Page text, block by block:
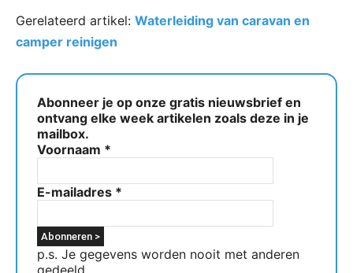
Gerelateerd artikel: Waterleiding van caravan en
camper reinigen
Abonneer je op onze gratis nieuwsbrief en
ontvang elke week artikelen zoals deze in je
mailbox.
Voornaam *
E-mailadres *
p.s. Je gegevens worden nooit met anderen